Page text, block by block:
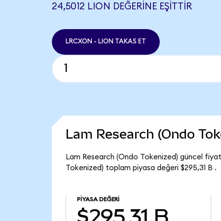
24,5012 LION DEĞERINE EŞITTIR
LRCXON - LION TAKAS ET
Lam Research (Ondo
Lam Research (Ondo Tokenized) güncel
Tokenized) toplam piyasa değeri $295,31 B .
PIYASA DEĞERI